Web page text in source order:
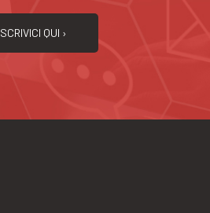
SCRIVICI QUI ›